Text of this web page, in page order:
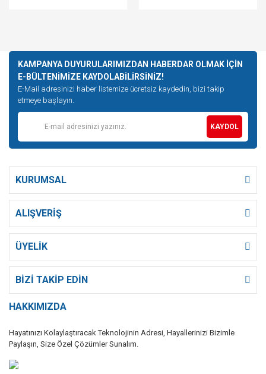
KAMPANYA DUYURULARIMIZDAN HABERDAR OLMAK İÇİN
E-BÜLTENİMİZE KAYDOLABİLİRSİNİZ!
E-Mail adresinizi haber listemize ücretsiz kaydedin, bizi takip
etmeye başlayın.
KAYDOL
KURUMSAL
ALIŞVERİŞ
ÜYELİK
BİZİ TAKİP EDİN
HAKKIMIZDA
Hayatınızı Kolaylaştıracak Teknolojinin Adresi, Hayallerinizi Bizimle
Paylaşın, Size Özel Çözümler Sunalım.